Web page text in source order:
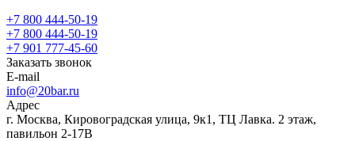
+7 800 444-50-19
+7 800 444-50-19
+7 901 777-45-60
Заказать звонок
E-mail
info@20bar.ru
Адрес
г. Москва, Кировоградская улица, 9к1, ТЦ Лавка. 2 этаж,
павильон 2-17В